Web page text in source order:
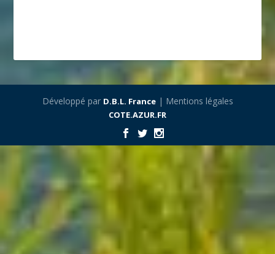
Développé par D.B.L. France| Mentions légales
COTE.AZUR.FR